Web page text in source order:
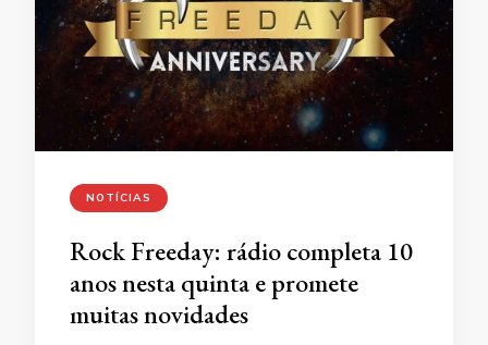
NOTÍCIAS
Rock Freeday: rádio completa 10
anos nesta quinta e promete
muitas novidades